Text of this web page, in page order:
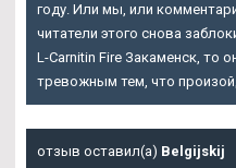
году. Или мы, или
читатели этого снова
L-Carnitin Fire Закаменск, то
тревожным тем, что
отзыв оставил(а) Belgijskij